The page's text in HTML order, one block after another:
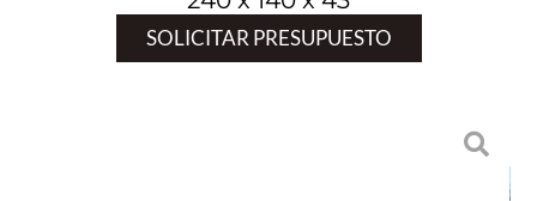
SOLICITAR PRESUPUESTO